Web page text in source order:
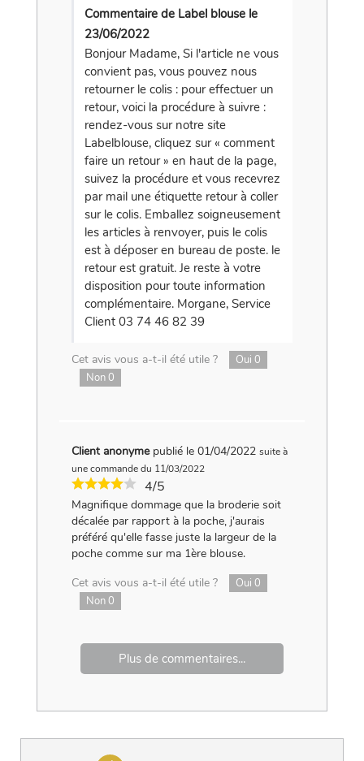
Commentaire de Label blouse le
23/06/2022
Bonjour Madame, Si l'article ne vous
convient pas, vous pouvez nous
retourner le colis : pour effectuer un
retour, voici la procédure à suivre :
rendez-vous sur notre site
Labelblouse, cliquez sur « comment
faire un retour » en haut de la page,
suivez la procédure et vous recevrez
par mail une étiquette retour à coller
sur le colis. Emballez soigneusement
les articles à renvoyer, puis le colis
est à déposer en bureau de poste. le
retour est gratuit. Je reste à votre
disposition pour toute information
complémentaire. Morgane, Service
Client 03 74 46 82 39
Cet avis vous a-t-il été utile ? Oui 0
Non0
Client anonyme publié le 01/04/2022 suite à
une commande du 11/03/2022
4/5
Magnifique dommage que la broderie soit
décalée par rapport à la poche, j'aurais
préféré qu'elle fasse juste la largeur de la
poche comme sur ma 1ère blouse.
Cet avis vous a-t-il été utile ?
Oui 0
Non0
Plus de commentaires...